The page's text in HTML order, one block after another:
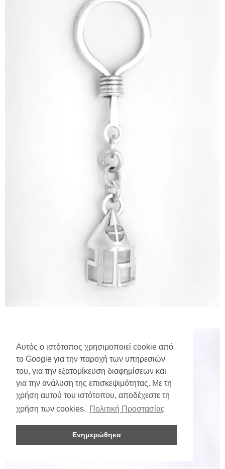
Αυτός ο ιστότοπος χρησιμοποιεί cookie από
το Google για την παροχή των υπηρεσιών
του, για την εξατομίκευση διαφημίσεων και
για την ανάλυση της επισκεψιμότητας. Με τη
χρήση αυτού του ιστότοπου, αποδέχεστε τη
χρήση των cookies. Πολιτική Προστασίας
Ενημερώθηκα